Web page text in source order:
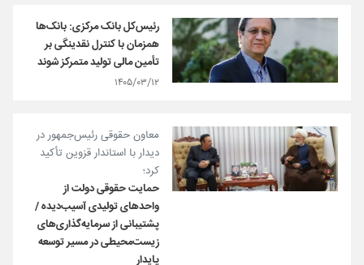
رئیس‌کل بانک مرکزی: بانک‌ها
همزمان با کنترل نقدینگی بر
تأمین مالی تولید متمرکز شوند
۱۴۰۵/۰۳/۱۲
معاون حقوقی رئیس‌جمهور در
دیدار با استاندار قزوین تأکید
کرد؛
حمایت حقوقی دولت از
واحدهای تولیدی آسیب‌دیده /
پشتیبانی از سرمایه‌گذاری‌های
زیست‌محیطی در مسیر توسعه
پایدار